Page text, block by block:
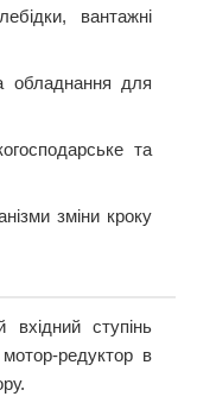
вантажні
обладнання для
та
зміни кроку
вхідний ступінь
редуктор в